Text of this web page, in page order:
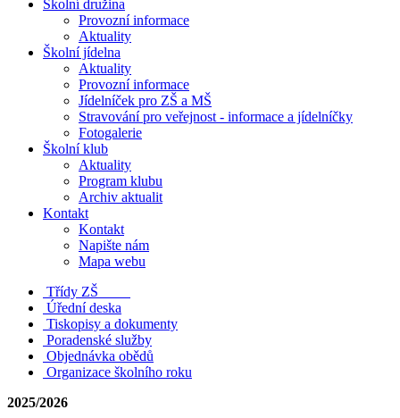
Školní družina
Provozní informace
Aktuality
Školní jídelna
Aktuality
Provozní informace
Jídelníček pro ZŠ a MŠ
Stravování pro veřejnost - informace a jídelníčky
Fotogalerie
Školní klub
Aktuality
Program klubu
Archiv aktualit
Kontakt
Kontakt
Napište nám
Mapa webu
Třídy ZŠ
Úřední deska
Tiskopisy a dokumenty
Poradenské služby
Objednávka obědů
Organizace školního roku
2025/2026